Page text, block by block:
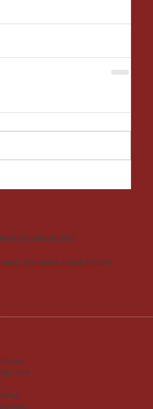
in der ganzen Welt
Jetzt deine unverbindliche
und